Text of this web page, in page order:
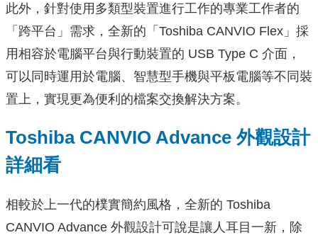
此外，針對使用多類型裝置進行工作的專業工作者的
「跨平台」需求，全新的「Toshiba CANVIO Flex」採
用相容於電腦平台與行動裝置的 USB Type C 介面，
可以同時運用於電腦、智慧型手機與平板電腦等不同裝
置上，實現更為便利的檔案交換解決方案。
Toshiba CANVIO Advance 外觀設計
詳細看
相較於上一代的樸實簡約風格，全新的 Toshiba
CANVIO Advance 外觀設計可說是讓人耳目一新，除